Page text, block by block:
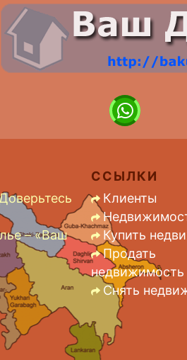
– «Ваш
ССЫЛКИ
Клиенты
Купить
Продать
недвижимость
Снять